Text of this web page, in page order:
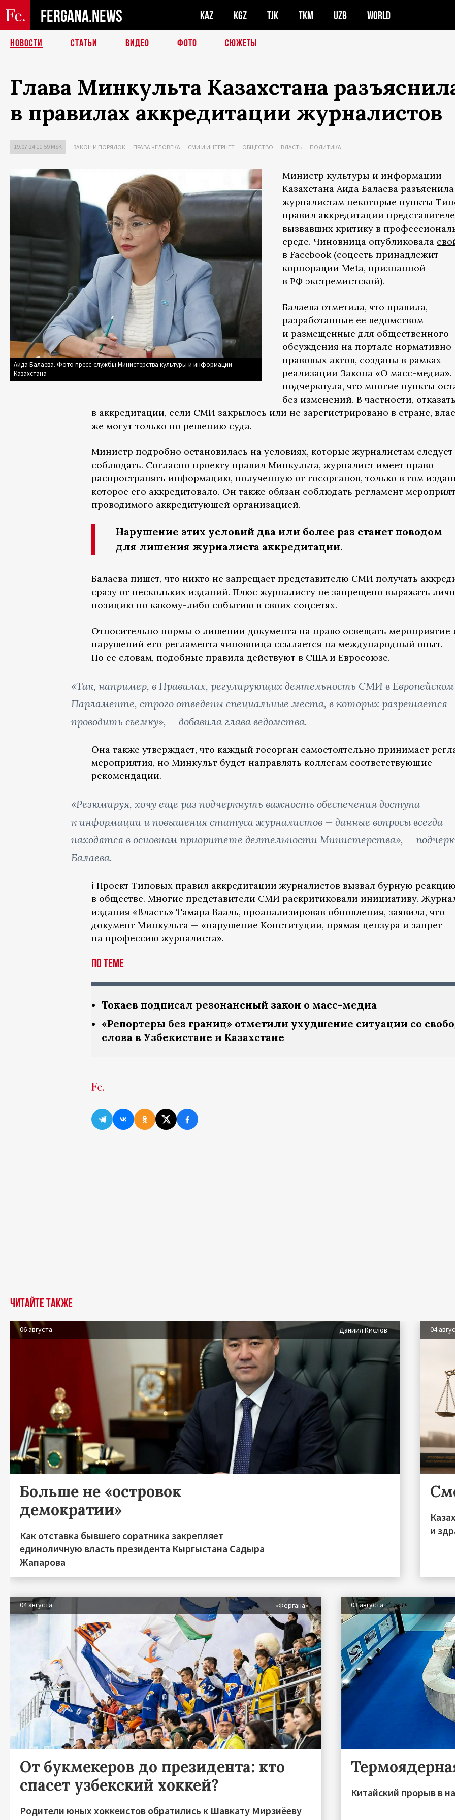
FERGANA.NEWS KAZ KGZ TJK TKM UZB WORLD
НОВОСТИ СТАТЬИ ВИДЕО ФОТО СЮЖЕТЫ
Глава Минкульта Казахстана
в правилах аккредитации журналистов
19.07.24 11:59 MSK ЗАКОН И ПОРЯДОК ПРАВА ЧЕЛОВЕКА СМИ И ИНТЕРНЕТ ОБЩЕСТВО ВЛАСТЬ ПОЛИТИКА
Аида Балаева. Фото пресс-службы Министерства культуры и информации
Казахстана
Министр культуры и информации
Казахстана Аида Балаева разъяснила
журналистам некоторые пункты
правил аккредитации
вызвавших критику в
среде. Чиновница опубликовала
в Facebook (соцсеть принадлежит
корпорации Meta, признанной
в РФ экстремистской).
Балаева отметила, что правила,
разработанные ее ведомством
и размещенные для общественного
обсуждения на портале нормативно-
правовых актов, созданы в рамках
реализации Закона «О масс-
подчеркнула, что многие пункты
без изменений. В частности,
в аккредитации, если СМИ закрылось или не зарегистрировано в стране,
же могут только по решению суда.
Министр подробно остановилась на условиях, которые журналистам следует
соблюдать. Согласно проекту правил Минкульта, журналист имеет право
распространять информацию, полученную от госорганов, только в том
которое его аккредитовало. Он также обязан соблюдать регламент
проводимого аккредитующей организацией.
Нарушение этих условий два или более раз станет поводом
для лишения журналиста аккредитации.
Балаева пишет, что никто не запрещает представителю СМИ получать
сразу от нескольких изданий. Плюс журналисту не запрещено выражать
позицию по какому-либо событию в своих соцсетях.
Относительно нормы о лишении документа на право освещать мероприятие
нарушений его регламента чиновница ссылается на международный опыт.
По ее словам, подобные правила действуют в США и Евросоюзе.
«Так, например, в Правилах, регулирующих деятельность СМИ в Европейском
Парламенте, строго отведены специальные места, в которых разрешается
проводить съемку», — добавила глава ведомства.
Она также утверждает, что каждый госорган самостоятельно принимает
мероприятия, но Минкульт будет направлять коллегам соответствующие
рекомендации.
«Резюмируя, хочу еще раз подчеркнуть важность обеспечения доступа
к информации и повышения статуса журналистов — данные вопросы всегда
находятся в основном приоритете деятельности Министерства», —
Балаева.
ℹ️ Проект Типовых правил аккредитации журналистов вызвал бурную
в обществе. Многие представители СМИ раскритиковали инициативу.
издания «Власть» Тамара Вааль, проанализировав обновления, заявила, что
документ Минкульта — «нарушение Конституции, прямая цензура и запрет
на профессию журналиста».
По теме
Токаев подписал резонансный закон о масс-медиа
«Репортеры без границ» отметили ухудшение ситуации со
слова в Узбекистане и Казахстане
Читайте также
06 августа Даниил Кислов
Больше не «островок
демократии»
Как отставка бывшего соратника закрепляет
единоличную власть президента Кыргыстана Садыра
Жапарова
04
и
04 августа «Фергана»
От букмекеров до президента: кто
спасет узбекский хоккей?
Родители юных хоккеистов обратились к Шавкату Мирзиёеву
03 августа
Китайский прорыв в